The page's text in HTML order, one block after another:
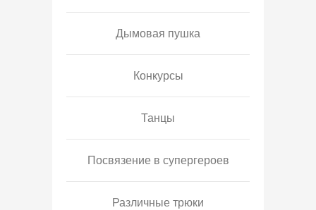
Дымовая пушка
Конкурсы
Танцы
Посвязение в супергероев
Различные трюки